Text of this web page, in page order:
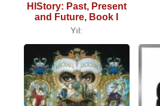
HIStory: Past, Present
and Future, Book I
Yıl: